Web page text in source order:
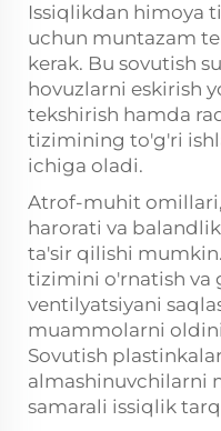
Issiqlikdan himoya
uchun muntazam
kerak. Bu sovutish
hovuzlarni eskirish
tekshirish hamda
tizimining to'g'ri
ichiga oladi.
Atrof-muhit
harorati va
ta'sir qilishi
tizimini o'rnatish va
ventilyatsiyani
muammolarni
Sovutish
almashinuvchilarni
samarali issiqlik